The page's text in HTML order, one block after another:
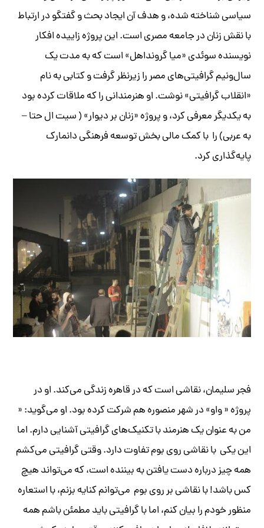
سیاسی شناخته شده، و هدف آن ایجاد بحث و گفتگو در ارتباط
با نقش زنان در جامعه مصری است. این پروژه زاییده افکار
نویسنده سوئدی «میا گرونداهل» است که به مدت یک
سال‌ونیم گرافیتی‌های مصر را زیرنظر گرفت و کتابی به نام
«انقلاب گرافیتی» نوشت. او هنرمندانی را که ملاقات کرده بود
به یکدیگر معرفی کرد، و پروژه «زنان بر دیوار» ( سیت ال حتا –
به عربی) را با کمک مالی بخش توسعه فرهنگی دانمارک
پایه‌گذاری کرد.
فجر سلیمان، نقاشی است که در قاهره زندگی می‌کند. او در
پروژه « واو» در شهر منصوره هم شرکت کرده بود. او می‌گوید: «
من به عنوان یک هنرمند با تکنیک‌های گرافیتی آشنایی دارم. اما
این یکی با نقاشی روی بوم تفاوت دارد. وقتی گرافیتی می‌کشم
همه چیز درباره دست یافتن به بیننده است، که می‌تواند هیچ
کس باشد! با نقاشی بر روی بوم می‌توانم کنایه بزنم، با استعاره
منظور خودم را بیان کنم، اما با گرافیتی باید مطمئن باشم همه